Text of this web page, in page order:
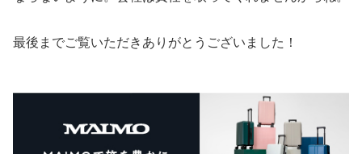
最後までご覧いただきありがとうございました！